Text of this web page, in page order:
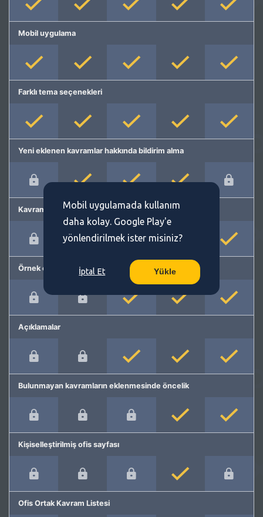
Mobil uygulama
Farklı tema seçenekleri
Yeni eklenen kavramlar hakkında bildirim alma
Kavram önerme
Örnek cümleler
Açıklamalar
Bulunmayan kavramların eklenmesinde öncelik
Kişiselleştirilmiş ofis sayfası
Ofis Ortak Kavram Listesi
Mobil uygulamada kullanım
daha kolay. Google Play'e
yönlendirilmek ister misiniz?
İptal Et Yükle